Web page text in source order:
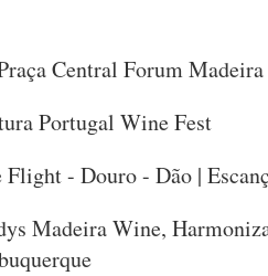
Central Forum Madeira
Portugal Wine Fest
Flight - Douro - Dão |
Madeira Wine,